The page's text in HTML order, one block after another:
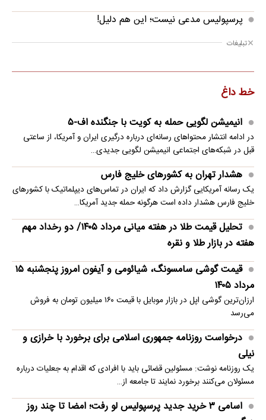
پرسپولیس مدعی نیست؛ این هم دلیل!
تبلیغات
خط داغ
انیمیشن لگویی حمله به کویت با جنگنده اف-۵
در ادامه انتشار محتواهای رسانه‌ای درباره درگیری ایران و آمریکا، از ساعتی
قبل در شبکه‌های اجتماعی انیمیشن لگویی جدیدی…
هشدار تهران به کشورهای خلیج فارس
یک رسانه آمریکایی گزارش داد که ایران در تماس‌های دیپلماتیک با کشورهای
خلیج فارس هشدار داده است هرگونه حمله جدید آمریکا…
تحلیل قیمت طلا در هفته میانی مرداد ۱۴۰۵/ دو رخداد مهم
هفته در بازار طلا و نقره
قیمت گوشی سامسونگ، شیائومی و آیفون امروز پنجشنبه ۱۵
مرداد ۱۴۰۵
ارزان‌ترین گوشی اپل در بازار موبایل با قیمت ۱۶۰ میلیون تومان به فروش
می‌رسد
درخواست روزنامه جمهوری اسلامی برای برخورد با خرازی و
نیلی
یک روزنامه نوشت: مسئولین قضائی باید با افرادی که اقدام به جعلیات درباره
مسئولان می‌کنند برخورد نمایند تا جامعه از…
اسامی ۳ خرید جدید پرسپولیس لو رفت؛ امضا تا چند روز